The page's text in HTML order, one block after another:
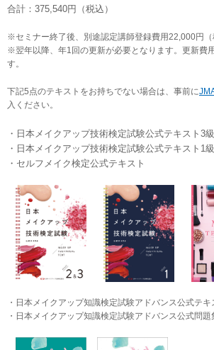
合計：375,540円（税込）
※セミナー終了後、別途認定講師登録費用22,000円（
※翌年以降、年1回の更新が必要となります。更新費
す。
下記5点のテキストをお持ちでない場合は、事前に
入ください。
・日本メイクアップ技術検定試験公式テキスト3
・日本メイクアップ技術検定試験公式テキスト1級
・セルフメイク検定公式テキスト
・日本メイクアップ知識検定試験アドバンス公式テキ
・日本メイクアップ知識検定試験アドバンス公式問題